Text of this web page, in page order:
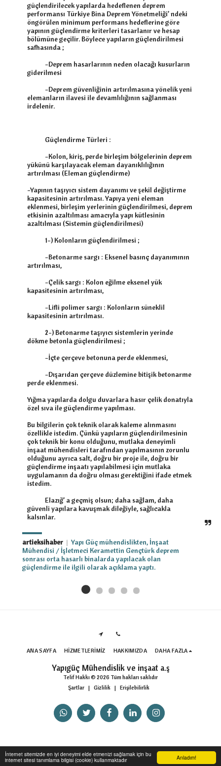
Anladım!
İnternet sitemizde en iyi deneyimi elde etmenizi sağlamak için bu
internet sitesi tanımlama bilgisi (cookie) kullanmaktadır
güçlendirilecek yapılarda hedeflenen deprem
performansı Türkiye Bina Deprem Yönetmeliği’ ndeki
öngörülen minimum performans hedeflerine göre
yapının güçlendirme kriterleri tasarlanır ve hesap
bölümüne geçilir. Böylece yapıların güçlendirilmesi
safhasında ;
giderilmesi
elemanların ilavesi ile devamlılığının sağlanması
irdelenir.
yükünü karşılayacak eleman dayanıklılığının
artırılması (Eleman güçlendirme)
-Yapının taşıyıcı sistem dayanımı ve şekil değiştirme
kapasitesinin artırılması. Yapıya yeni eleman
eklenmesi, birleşim yerlerinin güçlendirilmesi, deprem
etkisinin azaltılması amacıyla yapı kütlesinin
azaltılması (Sistemin güçlendirilmesi)
artırılması,
kapasitesinin artırılması,
kapasitesinin artırılması.
dökme betonla güçlendirilmesi ;
perde eklenmesi.
Yığma yapılarda dolgu duvarlara hasır çelik donatıyla
özel sıva ile güçlendirme yapılması.
Bu bilgilerin çok teknik olarak kaleme alınmasını
özellikle istedim. Çünkü yapıların güçlendirilmesinin
çok teknik bir konu olduğunu, mutlaka deneyimli
inşaat mühendisleri tarafından yapılmasının zorunlu
olduğunu ayrıca salt, doğru bir proje ile, doğru bir
güçlendirme inşaatı yapılabilmesi için mutlaka
uygulamanın da doğru olması gerektiğini ifade etmek
istedim.
güvenli yapılara kavuşmak dileğiyle, sağlıcakla
kalsınlar.
artieksihaber | Yapı Güç mühendislikten, İnşaat
Mühendisi / İşletmeci Keramettin Gençtürk deprem
sonrası orta hasarlı binalarda yapılacak olan
güçlendirme ile ilgili olarak açıklama yaptı.
Yapıgüç Mühendislik ve inşaat a.ş
Telif Hakkı © 2026 Tüm hakları saklıdır
Şartlar| Gizlilik | Erişilebilirlik
ANA SAYFA HIZMETLERIMIZ HAKKIMIZDA DAHA FAZLA